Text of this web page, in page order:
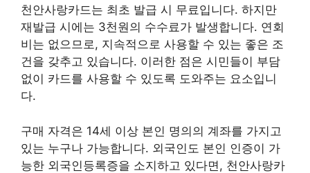
천안사랑카드는 최초 발급 시 무료입니다. 하지만
재발급 시에는 3천원의 수수료가 발생합니다. 연회
비는 없으므로, 지속적으로 사용할 수 있는 좋은 조
건을 갖추고 있습니다. 이러한 점은 시민들이 부담
없이 카드를 사용할 수 있도록 도와주는 요소입니
다.
구매 자격은 14세 이상 본인 명의의 계좌를 가지고
있는 누구나 가능합니다. 외국인도 본인 인증이 가
능한 외국인등록증을 소지하고 있다면, 천안사랑카